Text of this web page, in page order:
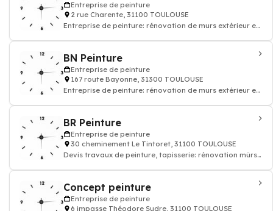
Entreprise de peinture
2 rue Charente, 31100 TOULOUSE
Entreprise de peinture: rénovation de murs extérieur et
BN Peinture
Entreprise de peinture
167 route Bayonne, 31300 TOULOUSE
Entreprise de peinture: rénovation de murs extérieur et
BR Peinture
Entreprise de peinture
30 cheminement Le Tintoret, 31100 TOULOUSE
Devis travaux de peinture, tapisserie: rénovation mûrs
Concept peinture
Entreprise de peinture
6 impasse Théodore Sudre, 31100 TOULOUSE